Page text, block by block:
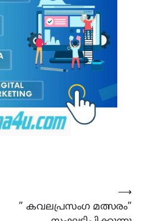
” കവലപ്രസംഗ മത്സരം”
⟶